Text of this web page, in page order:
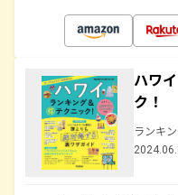
ハワ
ク！
ランキ